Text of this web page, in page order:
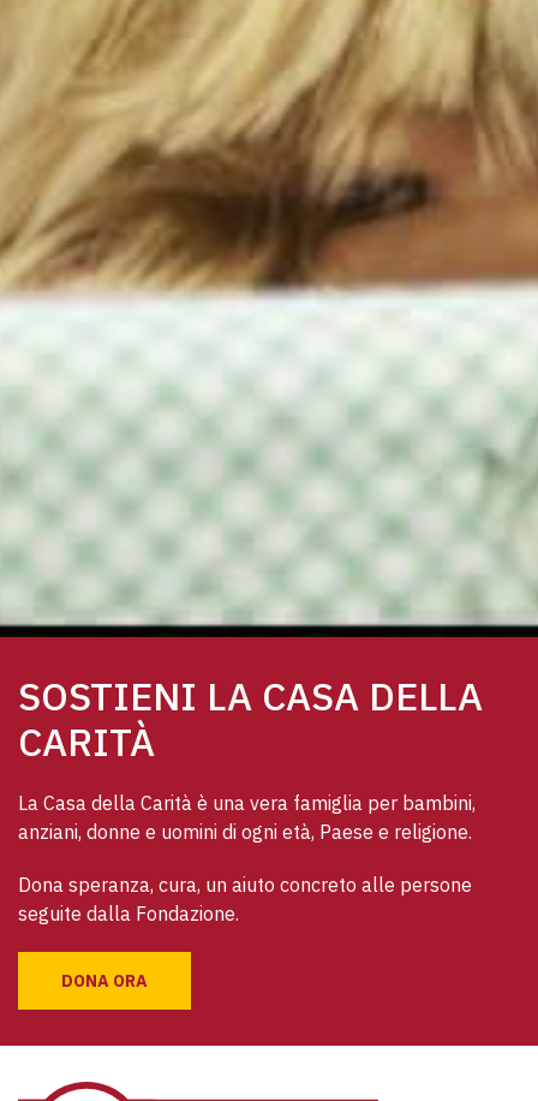
SOSTIENI LA CASA DELLA
CARITÀ
La Casa della Carità è una vera famiglia per bambini,
anziani, donne e uomini di ogni età, Paese e religione.
Dona speranza, cura, un aiuto concreto alle persone
seguite dalla Fondazione.
DONA ORA